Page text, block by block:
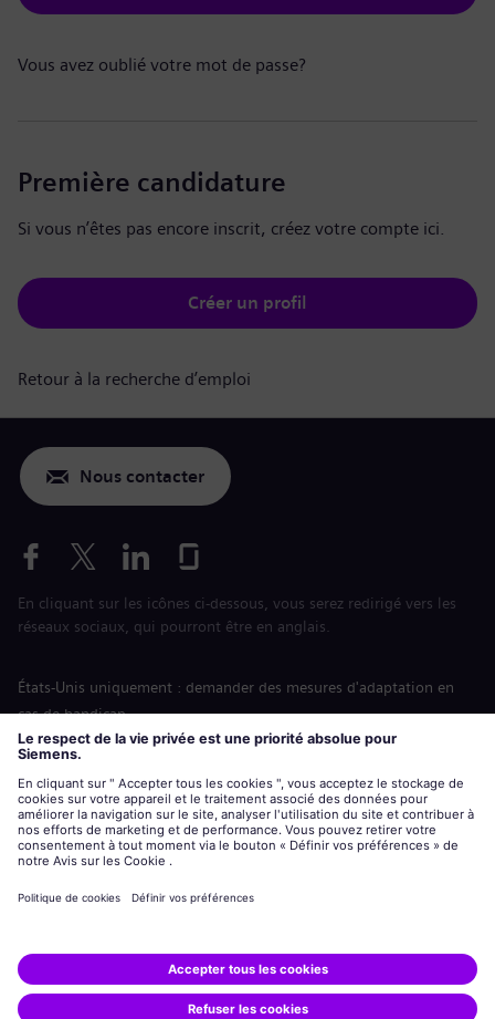
Vous avez oublié votre mot de passe?
Première candidature
Si vous n’êtes pas encore inscrit, créez votre compte ici.
Créer un profil
Retour à la recherche d’emploi
Nous contacter
En cliquant sur les icônes ci-dessous, vous serez redirigé vers les
réseaux sociaux, qui pourront être en anglais.
États-Unis uniquement : demander des mesures d'adaptation en
cas de handicap
Labor Condition Application (Formulaire sur les conditions
siemens-energy.comSite Internet international
Informations sur l’entreprise
Avis de confidentialité
Siemens Energy est une marque déposée de Siemens AG.